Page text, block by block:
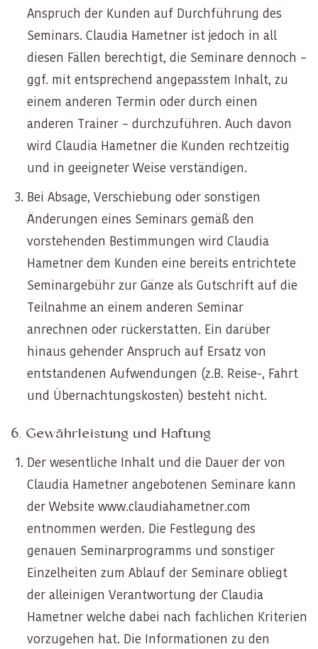
Anspruch der Kunden auf Durchführung des
Seminars. Claudia Hametner ist jedoch in all
diesen Fällen berechtigt, die Seminare dennoch –
ggf. mit entsprechend angepasstem Inhalt, zu
einem anderen Termin oder durch einen
anderen Trainer – durchzuführen. Auch davon
wird Claudia Hametner die Kunden rechtzeitig
und in geeigneter Weise verständigen.
Bei Absage, Verschiebung oder sonstigen
Änderungen eines Seminars gemäß den
vorstehenden Bestimmungen wird Claudia
Hametner dem Kunden eine bereits entrichtete
Seminargebühr zur Gänze als Gutschrift auf die
Teilnahme an einem anderen Seminar
anrechnen oder rückerstatten. Ein darüber
hinaus gehender Anspruch auf Ersatz von
entstandenen Aufwendungen (z.B. Reise-, Fahrt
und Übernachtungskosten) besteht nicht.
6. Gewährleistung und Haftung
Der wesentliche Inhalt und die Dauer der von
Claudia Hametner angebotenen Seminare kann
der Website www.claudiahametner.com
entnommen werden. Die Festlegung des
genauen Seminarprogramms und sonstiger
Einzelheiten zum Ablauf der Seminare obliegt
der alleinigen Verantwortung der Claudia
Hametner welche dabei nach fachlichen Kriterien
vorzugehen hat. Die Informationen zu den